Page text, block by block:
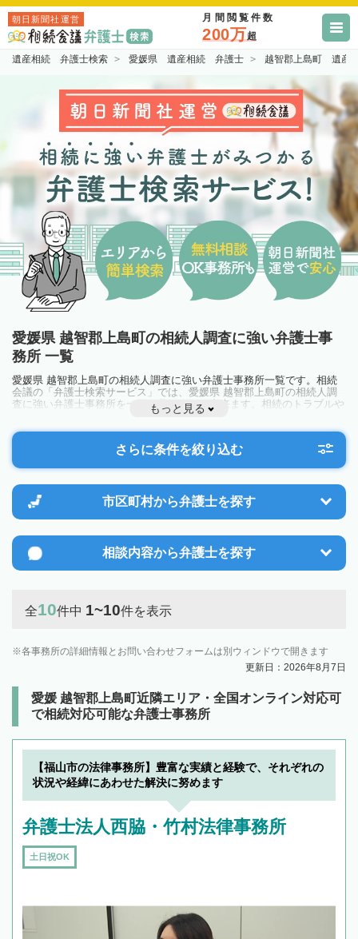
朝日新聞社運営 月間閲覧件数
200万超
遺産相続 弁護士検索 愛媛県 遺産相続 弁護士 越智郡上島町 遺産
愛媛県 越智郡上島町の相続人調査に強い弁護士事
務所 一覧
愛媛県 越智郡上島町の相続人調査に強い弁護士事務所一覧です。相続
会議の「弁護士検索サービス」では、愛媛県 越智郡上島町の相続人調
査に強い弁護士事務所を一覧で見ることが出来ます。相続のトラブルや
お悩みを抱えている方は一度近隣の弁護士に相談してみましょう。
もっと見る
さらに条件を絞り込む
市区町村から弁護士を探す
相談内容から弁護士を探す
全10件中 1~10件を表示
各事務所の詳細情報とお問い合わせフォームは別ウィンドウで開きます
更新日：2026年8月7日
愛媛 越智郡上島町近隣エリア・全国オンライン対応可
で相続対応可能な弁護士事務所
【福山市の法律事務所】豊富な実績と経験で、それぞれの
状況や経緯にあわせた解決に努めます
弁護士法人西脇・竹村法律事務所
土日祝OK